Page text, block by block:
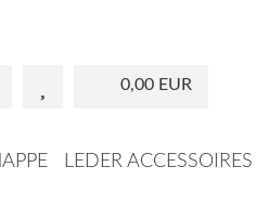
0,00 EUR
LEDER ACCESSOIRES